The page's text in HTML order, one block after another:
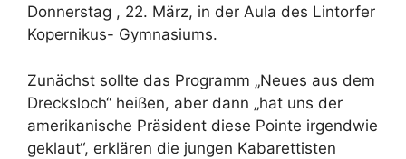
Donnerstag , 22. März, in der Aula des Lintorfer
Kopernikus- Gymnasiums.
Zunächst sollte das Programm „Neues aus dem
Drecksloch“ heißen, aber dann „hat uns der
amerikanische Präsident diese Pointe irgendwie
geklaut“, erklären die jungen Kabarettisten